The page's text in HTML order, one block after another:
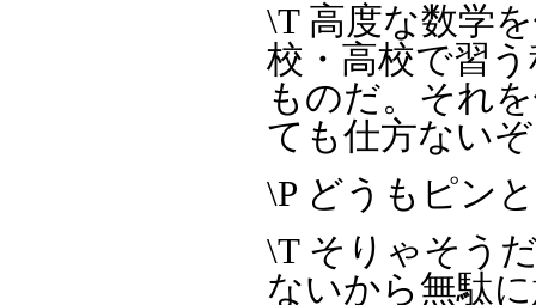
\T 高度な数学
校・高校で習
ものだ。それ
ても仕方ない
\P どうもピン
\T そりゃそう
ないから無駄